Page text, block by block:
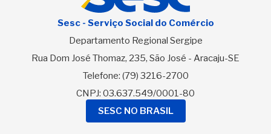
Sesc - Serviço Social do Comércio
Departamento Regional Sergipe
Rua Dom José Thomaz, 235, São José - Aracaju-SE
Telefone: (79) 3216-2700
CNPJ: 03.637.549/0001-80
SESC NO BRASIL